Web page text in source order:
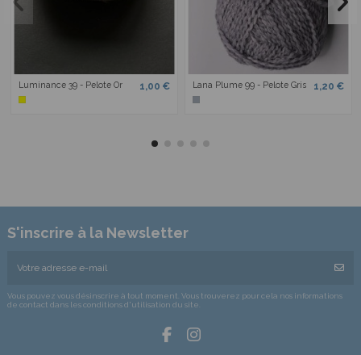
Luminance 39 - Pelote Or 1,00 € Lana Plume 99 - Pelote Gris 1,20 €
S'inscrire à la Newsletter
Vous pouvez vous désinscrire à tout moment. Vous trouverez pour cela nos informations
de contact dans les conditions d'utilisation du site.